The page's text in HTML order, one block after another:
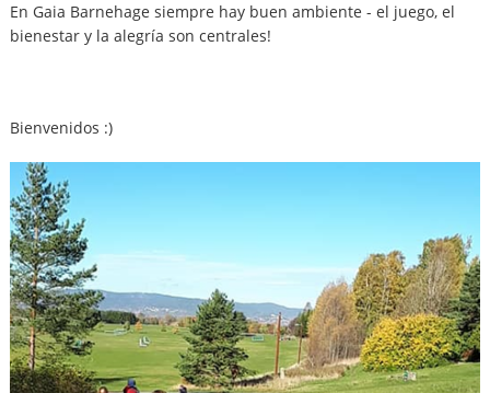
En Gaia Barnehage siempre hay buen ambiente - el juego, el
bienestar y la alegría son centrales!
Bienvenidos :)